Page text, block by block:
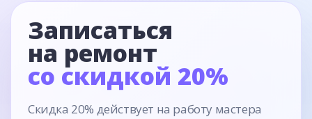
Записаться
на ремонт
со скидкой 20%
Скидка 20% действует на работу мастера